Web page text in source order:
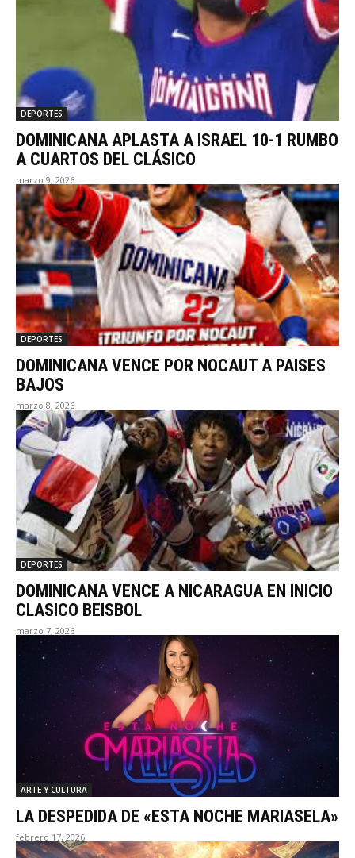
DEPORTES
DOMINICANA APLASTA A ISRAEL 10-1 RUMBO
A CUARTOS DEL CLÁSICO
marzo 9, 2026
DEPORTES
DOMINICANA VENCE POR NOCAUT A PAISES
BAJOS
marzo 8, 2026
DEPORTES
DOMINICANA VENCE A NICARAGUA EN INICIO
CLASICO BEISBOL
marzo 7, 2026
ARTE Y CULTURA
LA DESPEDIDA DE «ESTA NOCHE MARIASELA»
febrero 17, 2026